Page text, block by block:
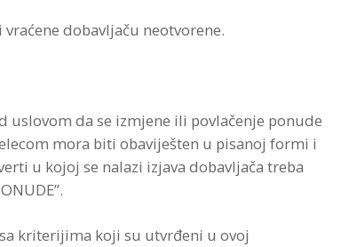
dobavljaču neotvorene.
da se izmjene ili povlačenje ponude
mora biti obaviješten u pisanoj formi i
u kojoj se nalazi izjava dobavljača treba
kriterijima koji su utvrđeni u ovoj